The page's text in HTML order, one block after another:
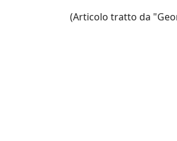
(Articolo tratto da